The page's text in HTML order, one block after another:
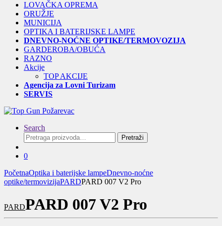
LOVAČKA OPREMA
ORUŽJE
MUNICIJA
OPTIKA I BATERIJSKE LAMPE
DNEVNO-NOĆNE OPTIKE/TERMOVOZIJA
GARDEROBA/OBUĆA
RAZNO
Akcije
TOP AKCIJE
Agencija za Lovni Turizam
SERVIS
Search
Pretraga
za:
Pretraži
0
PočetnaOptika i baterijske lampeDnevno-noćne
optike/termovizijaPARDPARD 007 V2 Pro
PARDPARD 007 V2 Pro